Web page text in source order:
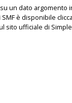
un dato argomento
è disponibile
sito ufficiale di